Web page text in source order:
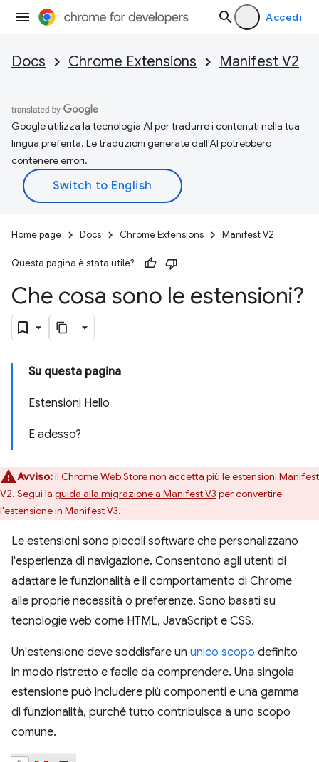
Accedi
Docs Chrome Extensions Manifest V2
Google utilizza la tecnologia AI per tradurre i contenuti nella tua
lingua preferita. Le traduzioni generate dall'AI potrebbero
contenere errori.
Home page Docs Chrome Extensions Manifest V2
Questa pagina è stata utile?
Che cosa sono le estensioni?
Su questa pagina
Estensioni Hello
E adesso?
Avviso:il Chrome Web Store non accetta più le estensioni Manifest
V2. Segui la guida alla migrazione a Manifest V3 per convertire
l'estensione in Manifest V3.
Le estensioni sono piccoli software che personalizzano
l'esperienza di navigazione. Consentono agli utenti di
adattare le funzionalità e il comportamento di Chrome
alle proprie necessità o preferenze. Sono basati su
tecnologie web come HTML, JavaScript e CSS.
Un'estensione deve soddisfare un unico scopo definito
in modo ristretto e facile da comprendere. Una singola
estensione può includere più componenti e una gamma
di funzionalità, purché tutto contribuisca a uno scopo
comune.